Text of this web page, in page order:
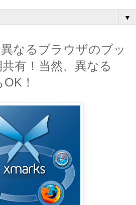
▼
なるブラウザのブッ
有！当然、異なる
！